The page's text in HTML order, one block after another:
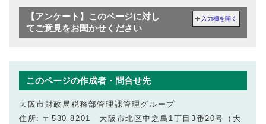
【アンケート】このページに対し
てご意見をお聞かせください
入力欄を開く
このページの作成者・問合せ先
大阪市財政局税務部管理課管理グループ
住所: 〒530-8201 大阪市北区中之島1丁目3番20号（大